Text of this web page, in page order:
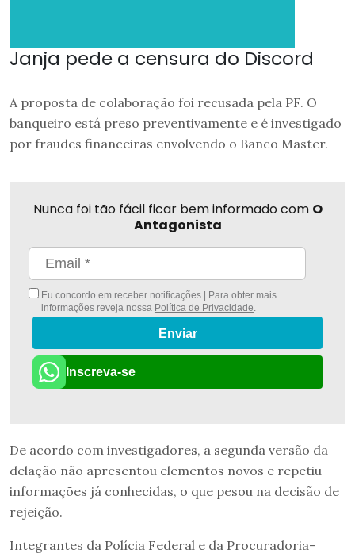
Janja pede a censura do Discord
A proposta de colaboração foi recusada pela PF. O
banqueiro está preso preventivamente e é investigado
por fraudes financeiras envolvendo o Banco Master.
Nunca foi tão fácil ficar bem informado com O
Antagonista
Eu concordo em receber notificações | Para obter mais
informações reveja nossa Política de Privacidade.
Enviar
Inscreva-se
De acordo com investigadores, a segunda versão da
delação não apresentou elementos novos e repetiu
informações já conhecidas, o que pesou na decisão de
rejeição.
Integrantes da Polícia Federal e da Procuradoria-